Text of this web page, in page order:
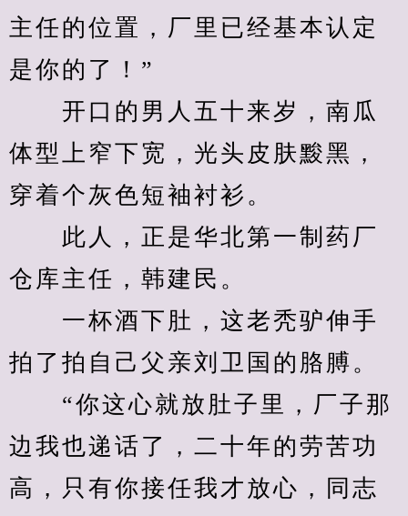
主任的位置，厂里已经基本认定
是你的了！”
开口的男人五十来岁，南瓜
体型上窄下宽，光头皮肤黢黑，
穿着个灰色短袖衬衫。
此人，正是华北第一制药厂
仓库主任，韩建民。
一杯酒下肚，这老秃驴伸手
拍了拍自己父亲刘卫国的胳膊。
“你这心就放肚子里，厂子那
边我也递话了，二十年的劳苦功
高，只有你接任我才放心，同志